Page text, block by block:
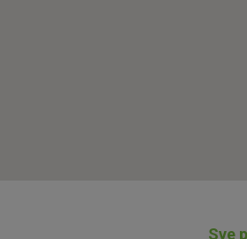
Sve